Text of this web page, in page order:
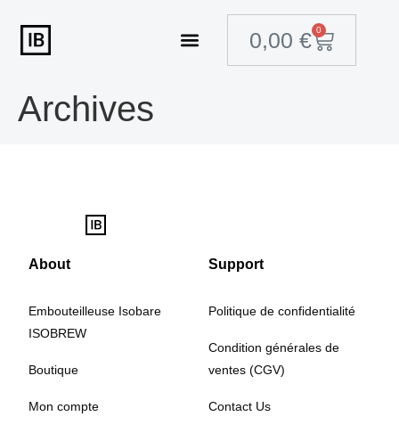
0,00€ 0
Archives
About
Embouteilleuse Isobare
ISOBREW
Boutique
Mon compte
Support
Politique de confidentialité
Condition générales de
ventes (CGV)
Contact Us